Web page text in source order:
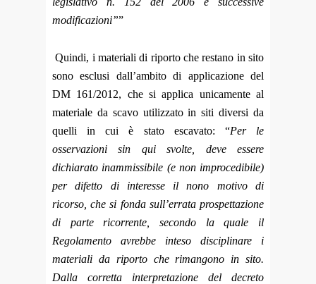
modificazioni””
Quindi, i materiali di riporto che restano in sito
sono esclusi dall’ambito di applicazione del
DM 161/2012, che si applica unicamente al
materiale da scavo utilizzato in siti diversi da
quelli in cui è stato escavato: “Per le
osservazioni sin qui svolte, deve essere
dichiarato inammissibile (e non improcedibile)
per difetto di interesse il nono motivo di
ricorso, che si fonda sull’errata prospettazione
di parte ricorrente, secondo la quale il
Regolamento avrebbe inteso disciplinare i
materiali da riporto che rimangono in sito.
Dalla corretta interpretazione del decreto